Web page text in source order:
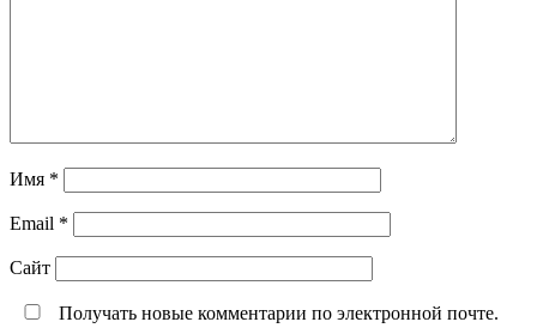
Имя *
Email *
Сайт
Получать новые комментарии по электронной почте.